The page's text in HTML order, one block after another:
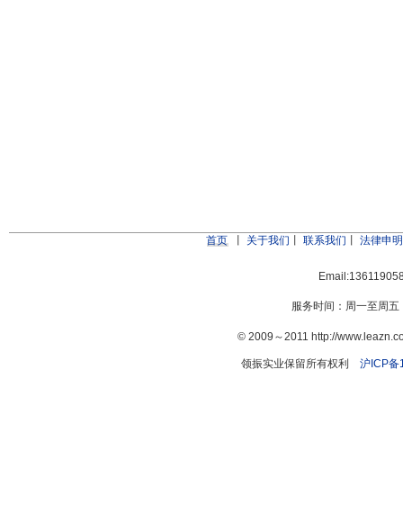
首页丨 关于我们 丨联系我们 丨法律申明
服务时间：周一至周
© 2009～2011 http://
领振实业保留所有权利 沪ICP